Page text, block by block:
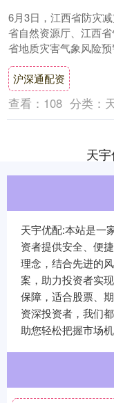
6月3日，江西省防灾
省自然资源厅、江西
省地质灾害气象风险
报，6月3日—4日江西
过程....
沪深通配资
查看： 108 分类：
天
天宇优配:本站是一
资者提供安全、便
理念，结合先进的
案，助力投资者实
保障，适合股票、
资深投资者，我们
助您轻松把握市场机